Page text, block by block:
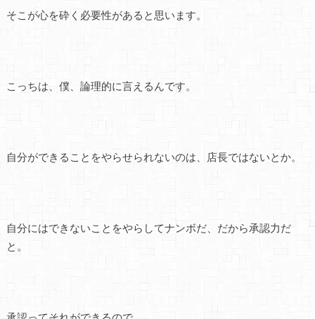
そこが心を砕く必要性があると思います。
こっちは、僕、論理的に言えるんです。
自分ができることをやらせられないのは、店長ではないとか。
自分にはできないことをやらしてナンボだ、だから承認力だ
と。